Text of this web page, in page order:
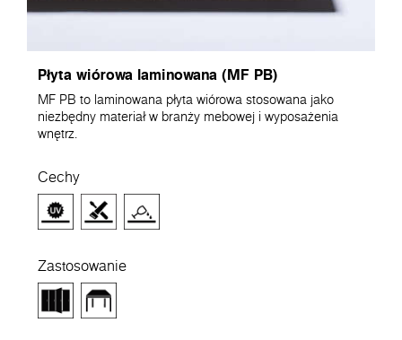
Płyta wiórowa laminowana (MF PB)
MF PB to laminowana płyta wiórowa stosowana jako
niezbędny materiał w branży mebowej i wyposażenia
wnętrz.
Cechy
Zastosowanie